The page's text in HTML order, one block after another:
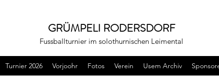
GRÜMPELI RODERSDORF
Fussballturnier im solothurnischen Leimental
Turnier 2026 Vorjoohr Fotos Verein Usem Archiv